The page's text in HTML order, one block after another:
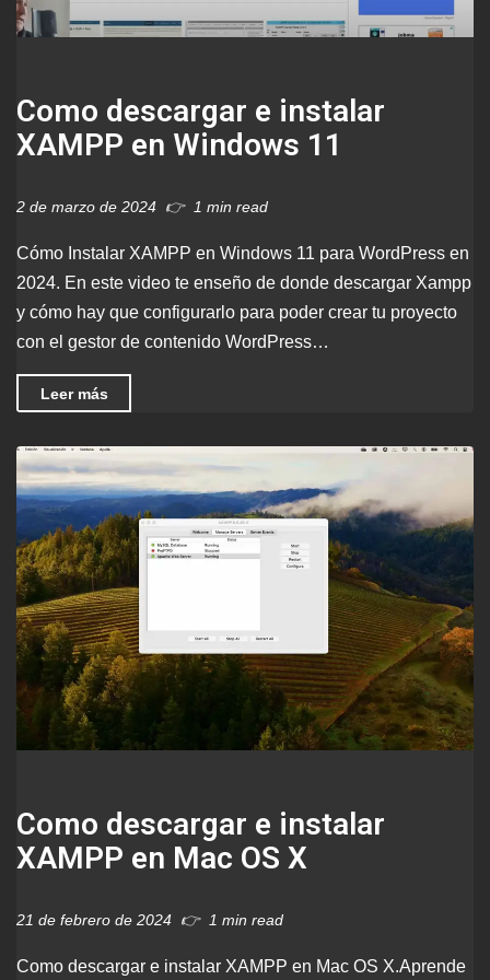
Como descargar e instalar
XAMPP en Windows 11
2 de marzo de 2024 1 min read
Cómo Instalar XAMPP en Windows 11 para WordPress en
2024. En este video te enseño de donde descargar Xampp
y cómo hay que configurarlo para poder crear tu proyecto
con el gestor de contenido WordPress…
Leer más
Como descargar e instalar
XAMPP en Mac OS X
21 de febrero de 2024 1 min read
Como descargar e instalar XAMPP en Mac OS X.Aprende